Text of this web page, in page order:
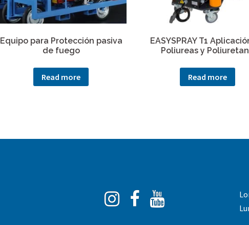
Equipo para Protección pasiva
de fuego
Read more
EASYSPRAY T1
Poliureas y
Read more
Instagram
Facebook
Tube